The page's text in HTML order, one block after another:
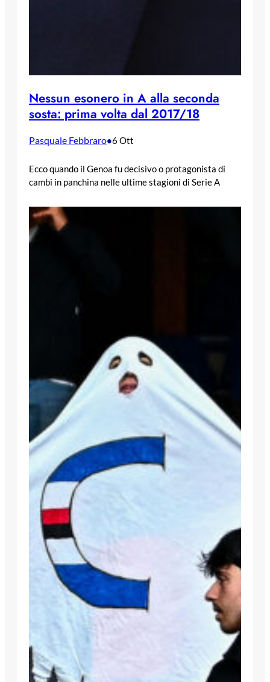
Nessun esonero in A alla seconda
sosta: prima volta dal 2017/18
Pasquale Febbraro•6 Ott
Ecco quando il Genoa fu decisivo o protagonista di
cambi in panchina nelle ultime stagioni di Serie A